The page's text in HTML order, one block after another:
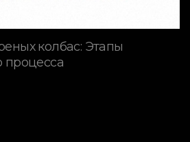
колбас: Этапы
процесса